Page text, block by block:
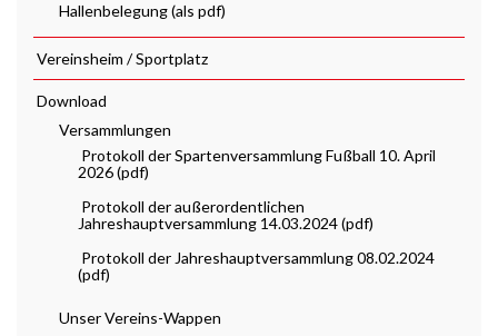
Hallenbelegung (als pdf)
Vereinsheim / Sportplatz
Download
Versammlungen
Protokoll der Spartenversammlung Fußball 10. April
2026 (pdf)
Protokoll der außerordentlichen
Jahreshauptversammlung 14.03.2024 (pdf)
Protokoll der Jahreshauptversammlung 08.02.2024
(pdf)
Unser Vereins-Wappen